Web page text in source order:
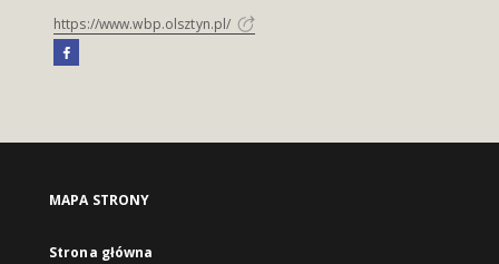
https://www.wbp.olsztyn.pl/
MAPA STRONY
Strona główna